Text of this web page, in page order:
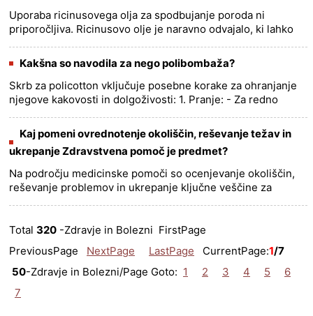
Uporaba ricinusovega olja za spodbujanje poroda ni
priporočljiva. Ricinusovo olje je naravno odvajalo, ki lahko
ricinusovega olja......
Kakšna so navodila za nego polibombaža?
Skrb za policotton vključuje posebne korake za ohranjanje
njegove kakovosti in dolgoživosti: 1. Pranje: - Za redno
Celzij......
more >>
Kaj pomeni ovrednotenje okoliščin, reševanje težav in
ukrepanje Zdravstvena pomoč je predmet?
Na področju medicinske pomoči so ocenjevanje okoliščin,
reševanje problemov in ukrepanje ključne veščine za
Total 320 -Zdravje in Bolezni FirstPage
PreviousPage
NextPage LastPage CurrentPage:1/7
50-Zdravje in Bolezni/Page Goto: 1 2 3 4 5
6
7